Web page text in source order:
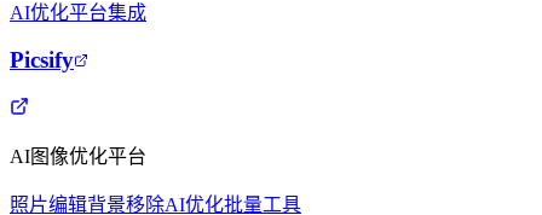
AI优化平台集成
Picsify
AI图像优化平台
照片编辑背景移除AI优化批量工具